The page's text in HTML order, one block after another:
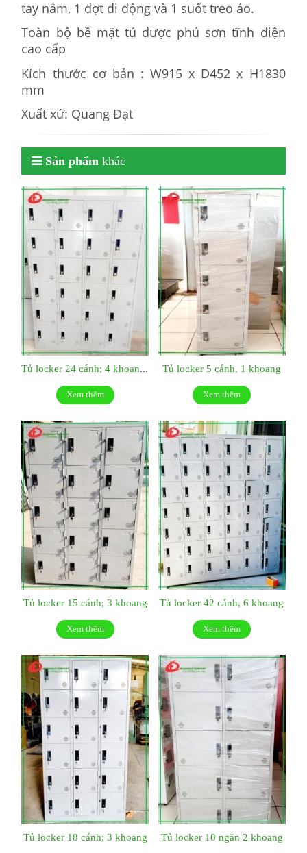
tay nắm, 1 đợt di động và 1 suốt treo áo.
Toàn bộ bề mặt tủ được phủ sơn tĩnh điện
cao cấp
Kích thước cơ bản : W915 x D452 x H1830
mm
Xuất xứ: Quang Đạt
Sản phẩm khác
Xem thêm
Tủ locker 5 cánh, 1 khoang
Xem thêm
Tủ locker 15 cánh; 3 khoang
Xem thêm
Tủ locker 42 cánh, 6 khoang
Xem thêm
Tủ locker 18 cánh; 3 khoang Tủ locker 10 ngăn 2 khoang